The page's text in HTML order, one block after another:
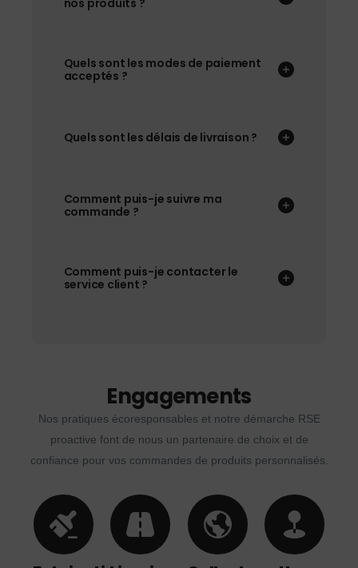
nos produits ?
Quels sont les modes de paiement
acceptés ?
Quels sont les délais de livraison ?
Comment puis-je suivre ma
commande ?
Comment puis-je contacter le
service client ?
Engagements
Nos pratiques écoresponsables et notre démarche RSE
proactive font de nous un partenaire de choix et de
confiance pour vos commandes de produits personnalisés.